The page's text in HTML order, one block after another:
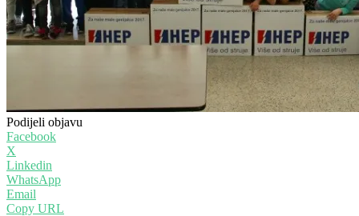
Podijeli objavu
Facebook
X
Linkedin
WhatsApp
Email
Copy URL